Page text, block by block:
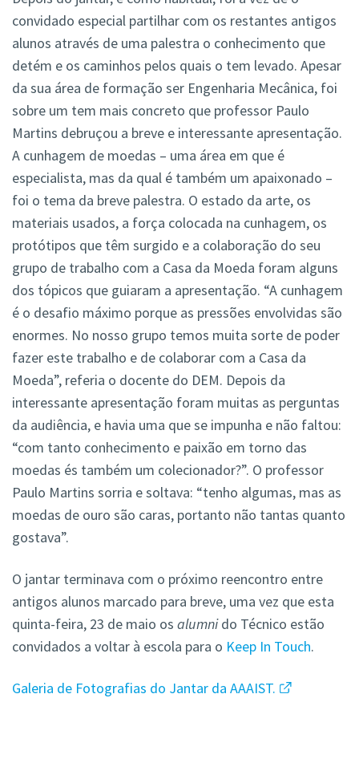
convidado especial partilhar com os restantes antigos
alunos através de uma palestra o conhecimento que
detém e os caminhos pelos quais o tem levado. Apesar
da sua área de formação ser Engenharia Mecânica, foi
sobre um tem mais concreto que professor Paulo
Martins debruçou a breve e interessante apresentação.
A cunhagem de moedas – uma área em que é
especialista, mas da qual é também um apaixonado –
foi o tema da breve palestra. O estado da arte, os
materiais usados, a força colocada na cunhagem, os
protótipos que têm surgido e a colaboração do seu
grupo de trabalho com a Casa da Moeda foram alguns
dos tópicos que guiaram a apresentação. “A cunhagem
é o desafio máximo porque as pressões envolvidas são
enormes. No nosso grupo temos muita sorte de poder
fazer este trabalho e de colaborar com a Casa da
Moeda”, referia o docente do DEM. Depois da
interessante apresentação foram muitas as perguntas
da audiência, e havia uma que se impunha e não faltou:
“com tanto conhecimento e paixão em torno das
moedas és também um colecionador?”. O professor
Paulo Martins sorria e soltava: “tenho algumas, mas as
moedas de ouro são caras, portanto não tantas quanto
gostava”.
O jantar terminava com o próximo reencontro entre
antigos alunos marcado para breve, uma vez que esta
quinta-feira, 23 de maio os alumnido Técnico estão
convidados a voltar à escola para o Keep In Touch.
Galeria de Fotografias do Jantar da AAAIST.